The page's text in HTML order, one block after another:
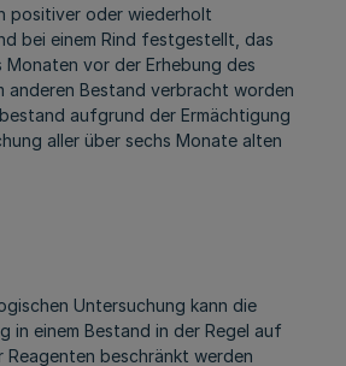
positiver oder wiederholt
bei einem Rind festgestellt, das
Monaten vor der Erhebung des
anderen Bestand verbracht worden
aufgrund der Ermächtigung
aller über sechs Monate alten
Untersuchung kann die
in einem Bestand in der Regel auf
Reagenten beschränkt werden